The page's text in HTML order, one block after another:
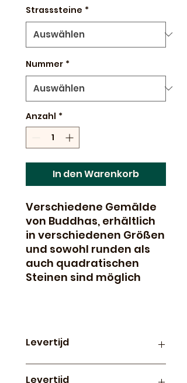
Strasssteine *
Nummer *
Anzahl *
In den Warenkorb
Verschiedene Gemälde
von Buddhas, erhältlich
in verschiedenen Größen
und sowohl runden als
auch quadratischen
Steinen sind möglich
Levertijd
Levertijd